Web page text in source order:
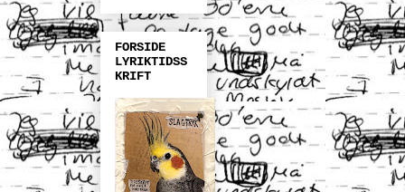
FORSIDE
LYRIKTIDSS
KRIFT